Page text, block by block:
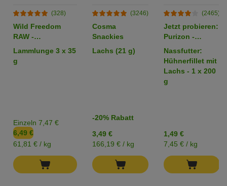
(328)
Wild Freedom
RAW -
gefriergetrocknete
Lammlunge 3 x 35
g
Einzeln 7,47 €
6,49 €
61,81 € / kg
(3246)
Cosma
Snackies
Lachs (21 g)
-20% Rabatt
3,49 €
166,19 € / kg
(2465)
Jetzt probieren:
Purizon -
getreidefrei
Nassfutter:
Hühnerfillet mit
Lachs - 1 x 200
g
1,49 €
7,45 € / kg